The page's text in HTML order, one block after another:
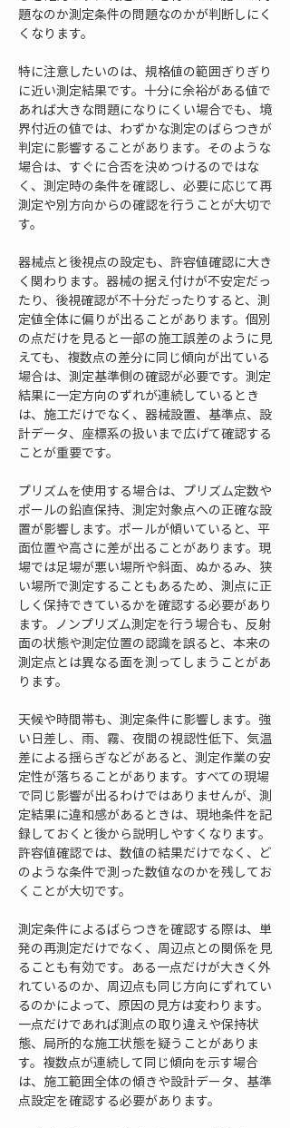
題なのか測定条件の問題なのかが判断しにく
くなります。
特に注意したいのは、規格値の範囲ぎりぎり
に近い測定結果です。十分に余裕がある値で
あれば大きな問題になりにくい場合でも、境
界付近の値では、わずかな測定のばらつきが
判定に影響することがあります。そのような
場合は、すぐに合否を決めつけるのではな
く、測定時の条件を確認し、必要に応じて再
測定や別方向からの確認を行うことが大切で
す。
器械点と後視点の設定も、許容値確認に大き
く関わります。器械の据え付けが不安定だっ
たり、後視確認が不十分だったりすると、測
定値全体に偏りが出ることがあります。個別
の点だけを見ると一部の施工誤差のように見
えても、複数点の差分に同じ傾向が出ている
場合は、測定基準側の確認が必要です。測定
結果に一定方向のずれが連続しているとき
は、施工だけでなく、器械設置、基準点、設
計データ、座標系の扱いまで広げて確認する
ことが重要です。
プリズムを使用する場合は、プリズム定数や
ポールの鉛直保持、測定対象点への正確な設
置が影響します。ポールが傾いていると、平
面位置や高さに差が出ることがあります。現
場では足場が悪い場所や斜面、ぬかるみ、狭
い場所で測定することもあるため、測点に正
しく保持できているかを確認する必要があり
ます。ノンプリズム測定を行う場合も、反射
面の状態や測定位置の認識を誤ると、本来の
測定点とは異なる面を測ってしまうことがあ
ります。
天候や時間帯も、測定条件に影響します。強
い日差し、雨、霧、夜間の視認性低下、気温
差による揺らぎなどがあると、測定作業の安
定性が落ちることがあります。すべての現場
で同じ影響が出るわけではありませんが、測
定結果に違和感があるときは、現地条件を記
録しておくと後から説明しやすくなります。
許容値確認では、数値の結果だけでなく、ど
のような条件で測った数値なのかを残してお
くことが大切です。
測定条件によるばらつきを確認する際は、単
発の再測定だけでなく、周辺点との関係を見
ることも有効です。ある一点だけが大きく外
れているのか、周辺点も同じ方向にずれてい
るのかによって、原因の見方は変わります。
一点だけであれば測点の取り違えや保持状
態、局所的な施工状態を疑うことがありま
す。複数点が連続して同じ傾向を示す場合
は、施工範囲全体の傾きや設計データ、基準
点設定を確認する必要があります。